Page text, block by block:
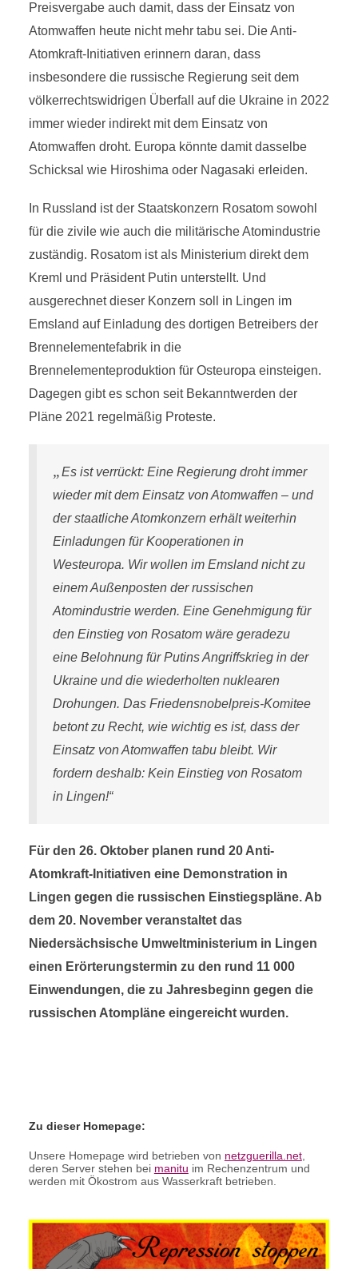
Preisvergabe auch damit, dass der Einsatz von
Atomwaffen heute nicht mehr tabu sei. Die Anti-
Atomkraft-Initiativen erinnern daran, dass
insbesondere die russische Regierung seit dem
völkerrechtswidrigen Überfall auf die Ukraine in 2022
immer wieder indirekt mit dem Einsatz von
Atomwaffen droht. Europa könnte damit dasselbe
Schicksal wie Hiroshima oder Nagasaki erleiden.
In Russland ist der Staatskonzern Rosatom sowohl
für die zivile wie auch die militärische Atomindustrie
zuständig. Rosatom ist als Ministerium direkt dem
Kreml und Präsident Putin unterstellt. Und
ausgerechnet dieser Konzern soll in Lingen im
Emsland auf Einladung des dortigen Betreibers der
Brennelementefabrik in die
Brennelementeproduktion für Osteuropa einsteigen.
Dagegen gibt es schon seit Bekanntwerden der
Pläne 2021 regelmäßig Proteste.
„Es ist verrückt: Eine Regierung droht immer
wieder mit dem Einsatz von Atomwaffen – und
der staatliche Atomkonzern erhält weiterhin
Einladungen für Kooperationen in
Westeuropa. Wir wollen im Emsland nicht zu
einem Außenposten der russischen
Atomindustrie werden. Eine Genehmigung für
den Einstieg von Rosatom wäre geradezu
eine Belohnung für Putins Angriffskrieg in der
Ukraine und die wiederholten nuklearen
Drohungen. Das Friedensnobelpreis-Komitee
betont zu Recht, wie wichtig es ist, dass der
Einsatz von Atomwaffen tabu bleibt. Wir
fordern deshalb: Kein Einstieg von Rosatom
in Lingen!“
Für den 26. Oktober planen rund 20 Anti-
Atomkraft-Initiativen eine Demonstration in
Lingen gegen die russischen Einstiegspläne. Ab
dem 20. November veranstaltet das
Niedersächsische Umweltministerium in Lingen
einen Erörterungstermin zu den rund 11 000
Einwendungen, die zu Jahresbeginn gegen die
russischen Atompläne eingereicht wurden.
Zu dieser Homepage:
Unsere Homepage wird betrieben von netzguerilla.net,
deren Server stehen bei manitu im Rechenzentrum und
werden mit Ökostrom aus Wasserkraft betrieben.